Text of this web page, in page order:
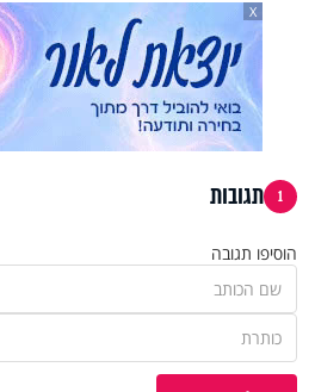
X
1 תגובות
הוסיפו תגובה